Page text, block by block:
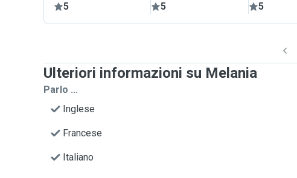
5 5 5
Ulteriori informazioni su Melania
Parlo ...
Inglese
Francese
Italiano